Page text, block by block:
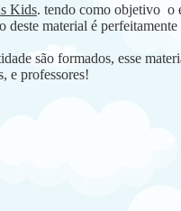
Kids. tendo como objetivo o
material é perfeitamente
são formados, esse
e professores!